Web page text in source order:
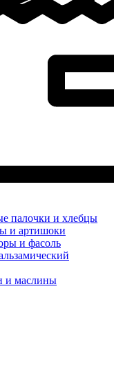
палочки и хлебцы
и артишоки
и фасоль
и маслины